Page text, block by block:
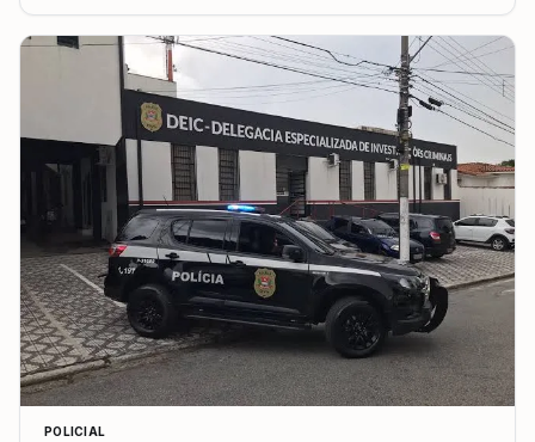
POLICIAL